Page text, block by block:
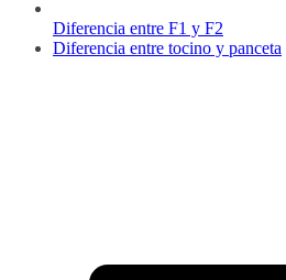
Diferencia entre F1 y F2
Diferencia entre tocino y panceta